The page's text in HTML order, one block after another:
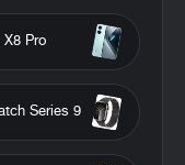
X8 Pro
Series 9